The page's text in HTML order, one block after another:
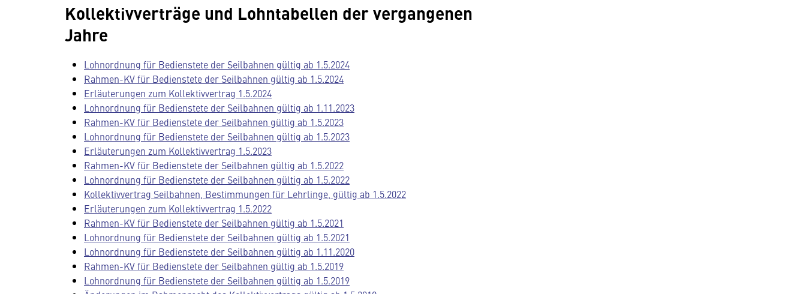
Kollektivverträge und Lohntabellen der vergangenen
Jahre
Lohnordnung für Bedienstete der Seilbahnen gültig ab 1.5.2024
Rahmen-KV für Bedienstete der Seilbahnen gültig ab 1.5.2024
Erläuterungen zum Kollektivvertrag 1.5.2024
Lohnordnung für Bedienstete der Seilbahnen gültig ab 1.11.2023
Rahmen-KV für Bedienstete der Seilbahnen gültig ab 1.5.2023
Lohnordnung für Bedienstete der Seilbahnen gültig ab 1.5.2023
Erläuterungen zum Kollektivvertrag 1.5.2023
Rahmen-KV für Bedienstete der Seilbahnen gültig ab 1.5.2022
Lohnordnung für Bedienstete der Seilbahnen gültig ab 1.5.2022
Kollektivvertrag Seilbahnen, Bestimmungen für Lehrlinge, gültig ab 1.5.2022
Erläuterungen zum Kollektivvertrag 1.5.2022
Rahmen-KV für Bedienstete der Seilbahnen gültig ab 1.5.2021
Lohnordnung für Bedienstete der Seilbahnen gültig ab 1.5.2021
Lohnordnung für Bedienstete der Seilbahnen gültig ab 1.11.2020
Rahmen-KV für Bedienstete der Seilbahnen gültig ab 1.5.2019
Lohnordnung für Bedienstete der Seilbahnen gültig ab 1.5.2019